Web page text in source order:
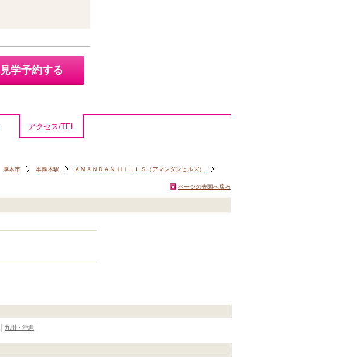
見学予約する
アクセス/TEL
厚木市 本厚木駅
ＡＭＡＮＤＡＮ ＨＩＬＬＳ（アマンダンヒルズ）
ページの先頭へ戻る
九州・沖縄